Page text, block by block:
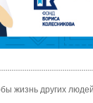
жизнь других